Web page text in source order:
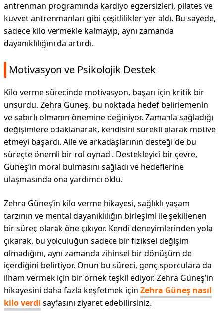
antrenman programında kardiyo egzersizleri, pilates ve
kuvvet antrenmanları gibi çeşitlilikler yer aldı. Bu sayede,
sadece kilo vermekle kalmayıp, aynı zamanda
dayanıklılığını da artırdı.
Motivasyon ve Psikolojik Destek
Kilo verme sürecinde motivasyon, başarı için kritik bir
unsurdu. Zehra Güneş, bu noktada hedef belirlemenin
ve sabırlı olmanın önemine değiniyor. Zamanla sağladığı
değişimlere odaklanarak, kendisini sürekli olarak motive
etmeyi başardı. Aile ve arkadaşlarının desteği de bu
süreçte önemli bir rol oynadı. Destekleyici bir çevre,
Güneş’in moral bulmasını sağladı ve hedeflerine
ulaşmasında ona yardımcı oldu.
Zehra Güneş’in kilo verme hikayesi, sağlıklı yaşam
tarzının ve mental dayanıklılığın birleşimi ile şekillenen
bir süreç olarak öne çıkıyor. Kendi deneyimlerinden yola
çıkarak, bu yolculuğun sadece bir fiziksel değişim
olmadığını, aynı zamanda zihinsel bir dönüşüm de
içerdiğini belirtiyor. Onun bu süreci, genç sporculara da
ilham vermek için bir örnek teşkil ediyor. Zehra Güneş’in
hikayesini daha fazla keşfetmek için Zehra Güneş nasıl
kilo verdi sayfasını ziyaret edebilirsiniz.